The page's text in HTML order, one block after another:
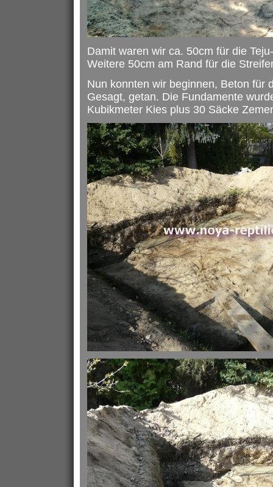
Damit waren wir ca. 50cm für die
Weitere 50cm am Rand für die
Nun konnten wir beginnen, Beton für
Gesagt, getan. Die Fundamente
Kubikmeter Kies plus 30 Säcke